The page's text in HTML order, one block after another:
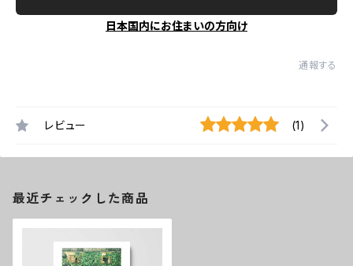
日本国内にお住まいの方向け
通報する
レビュー (1)
最近チェックした商品